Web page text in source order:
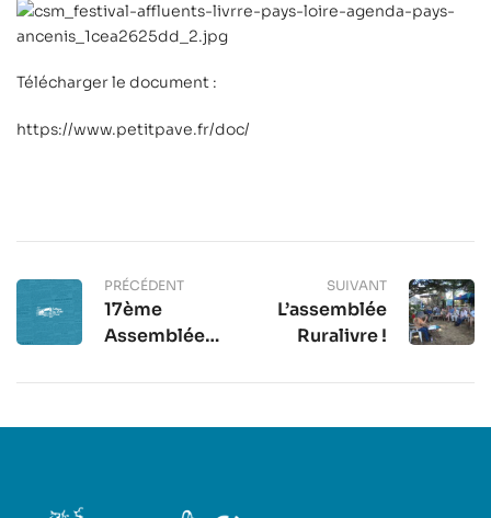
Télécharger le document :
https://www.petitpave.fr/doc/
PRÉCÉDENT
17ème
Assemblée
SUIVANT
L’assemblée
Ruralivre !